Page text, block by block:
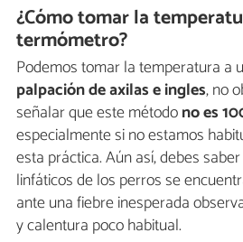
¿Cómo tomar la
termómetro?
Podemos tomar la temperatura a
palpación de axilas e ingles, no
señalar que este métodono es
especialmente si no estamos
esta práctica. Aún así, debes
linfáticos de los perros se
ante una fiebre inesperada
y calentura poco habitual.